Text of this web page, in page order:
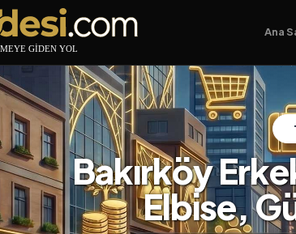
Ana
Bakırköy
Elbise,